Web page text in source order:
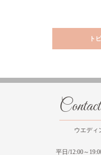
ト
ウエディ
平日/12:00～